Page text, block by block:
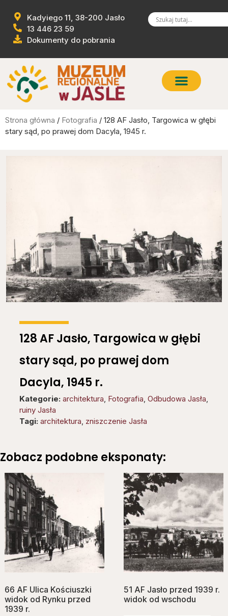
Kadyiego 11, 38-200 Jasło
13 446 23 59
Dokumenty do pobrania
Strona główna / Fotografia / 128 AF Jasło, Targowica w głębi
stary sąd, po prawej dom Dacyla, 1945 r.
128 AF Jasło, Targowica w głębi
stary sąd, po prawej dom
Dacyla, 1945 r.
Kategorie: architektura, Fotografia, Odbudowa Jasła,
ruiny Jasła
Tagi: architektura, zniszczenie Jasła
Zobacz podobne eksponaty:
66 AF Ulica Kościuszki
widok od Rynku przed
1939 r.
51 AF Jasło przed 1939 r.
widok od wschodu